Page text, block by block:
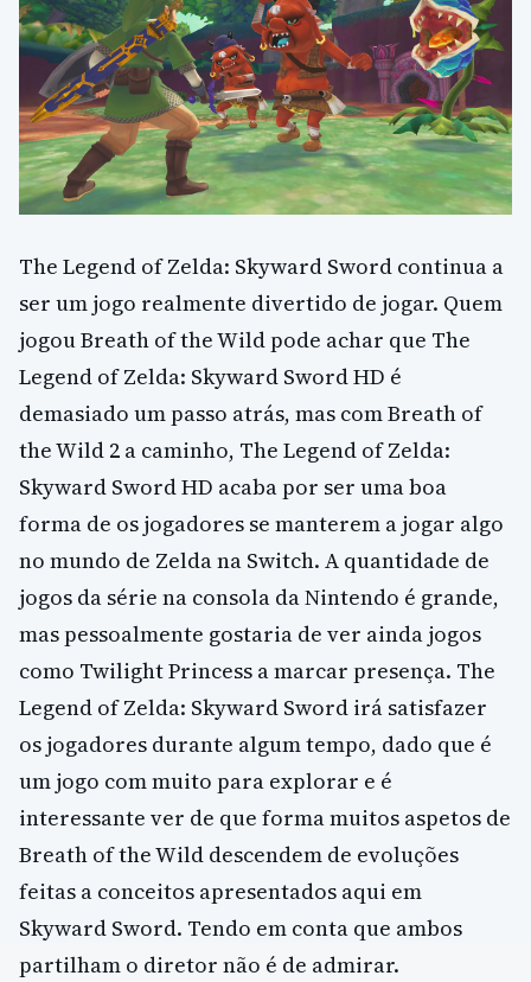
The Legend of Zelda: Skyward Sword continua a
ser um jogo realmente divertido de jogar. Quem
jogou Breath of the Wild pode achar que The
Legend of Zelda: Skyward Sword HD é
demasiado um passo atrás, mas com Breath of
the Wild 2 a caminho, The Legend of Zelda:
Skyward Sword HD acaba por ser uma boa
forma de os jogadores se manterem a jogar algo
no mundo de Zelda na Switch. A quantidade de
jogos da série na consola da Nintendo é grande,
mas pessoalmente gostaria de ver ainda jogos
como Twilight Princess a marcar presença. The
Legend of Zelda: Skyward Sword irá satisfazer
os jogadores durante algum tempo, dado que é
um jogo com muito para explorar e é
interessante ver de que forma muitos aspetos de
Breath of the Wild descendem de evoluções
feitas a conceitos apresentados aqui em
Skyward Sword. Tendo em conta que ambos
partilham o diretor não é de admirar.